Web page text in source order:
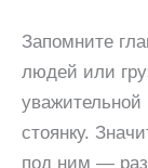
Запомните
людей или
стоянку.
под ним —